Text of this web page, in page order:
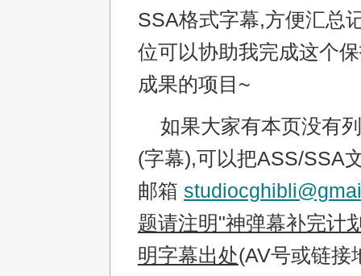
SSA格式字幕,方便汇总
位可以协助我完成这个
成果的项目~
如果大家有本页没有
(字幕),可以把ASS/SSA
邮箱
题请注明"神弹幕补完计
明字幕出处(AV号或链接